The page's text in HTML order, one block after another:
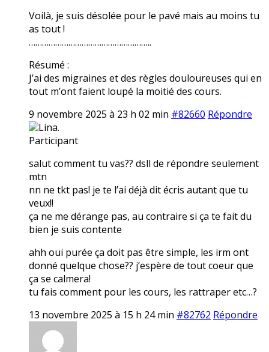
Voilà, je suis désolée pour le pavé mais au moins tu
as tout !
………………………………………………..
Résumé :
J’ai des migraines et des règles douloureuses qui en
tout m’ont faient loupé la moitié des cours.
9 novembre 2025 à 23 h 02 min #82660 Répondre
Lina.
Participant
salut comment tu vas?? dsll de répondre seulement
mtn
nn ne tkt pas! je te l’ai déjà dit écris autant que tu
veux!!
ça ne me dérange pas, au contraire si ça te fait du
bien je suis contente
ahh oui purée ça doit pas être simple, les irm ont
donné quelque chose?? j’espère de tout coeur que
ça se calmera!
tu fais comment pour les cours, les rattraper etc…?
13 novembre 2025 à 15 h 24 min #82762 Répondre